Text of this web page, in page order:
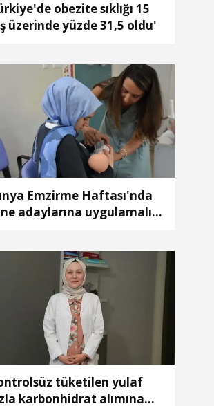
obezite sıklığı 15
üzerinde yüzde 31,5 oldu'
Emzirme Haftası'nda
adaylarına uygulamalı
tüketilen yulaf
karbonhidrat alımına